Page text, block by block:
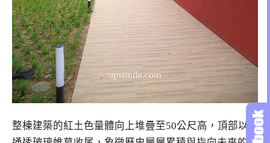
整棟建築的紅土色量體向上堆疊至50公尺高，頂部以